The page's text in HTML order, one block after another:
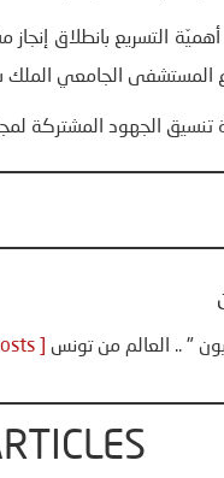
أهميّة التسريع بانطلاق
الجامعي الملك
الجهود المشتركة
" .. العالم من تونس [ View all posts ]